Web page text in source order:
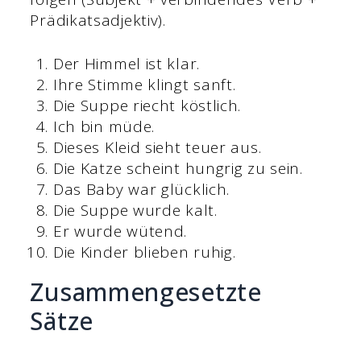
Prädikatsadjektiv).
Der Himmel ist klar.
Ihre Stimme klingt sanft.
Die Suppe riecht köstlich.
Ich bin müde.
Dieses Kleid sieht teuer aus.
Die Katze scheint hungrig zu sein.
Das Baby war glücklich.
Die Suppe wurde kalt.
Er wurde wütend.
Die Kinder blieben ruhig.
Zusammengesetzte
Sätze